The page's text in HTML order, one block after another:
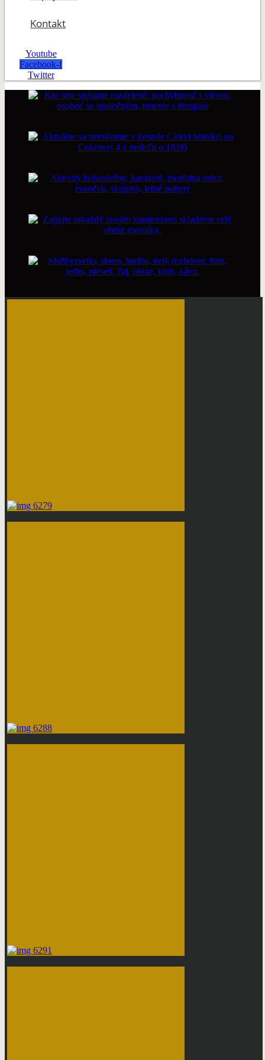
Kontakt
Youtube
Facebook-f
Twitter